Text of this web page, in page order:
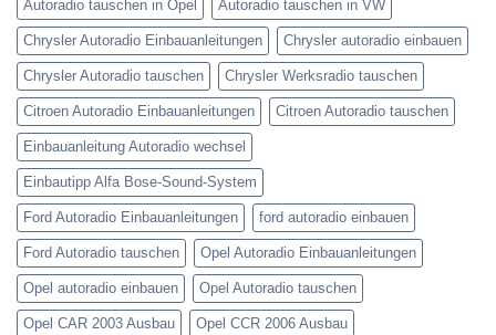
Autoradio tauschen in Opel Autoradio tauschen in VW
Chrysler Autoradio Einbauanleitungen Chrysler autoradio einbauen
Chrysler Autoradio tauschen Chrysler Werksradio tauschen
Citroen Autoradio Einbauanleitungen Citroen Autoradio tauschen
Einbauanleitung Autoradio wechsel
Einbautipp Alfa Bose-Sound-System
Ford Autoradio Einbauanleitungen ford autoradio einbauen
Ford Autoradio tauschen Opel Autoradio Einbauanleitungen
Opel autoradio einbauen Opel Autoradio tauschen
Opel CAR 2003 Ausbau Opel CCR 2006 Ausbau